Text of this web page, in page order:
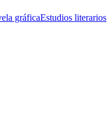
gráficaEstudios literarios